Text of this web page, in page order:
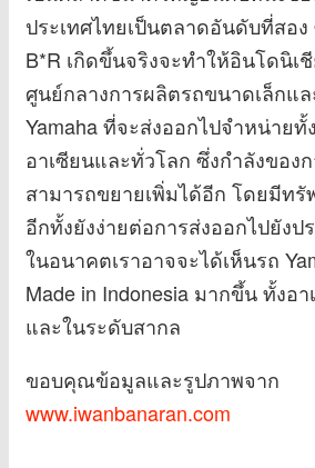
ประเทศไทยเป็นตลาดอันดับที่สอง
B*R เกิดขึ้นจริงจะทำให้อินโดนิเ
ศูนย์กลางการผลิตรถขนาดเล็กแ
Yamaha ที่จะส่งออกไปจำหน่ายทั้
อาเซียนและทั่วโลก ซึ่งกำลังของ
สามารถขยายเพิ่มได้อีก โดยมีทรั
อีกทั้งยังง่ายต่อการส่งออกไปยังป
ในอนาคตเราอาจจะได้เห็นรถ
Made in Indonesia มากขึ้น ทั้งอ
และในระดับสากล
ขอบคุณข้อมูลและรูปภาพจาก
www.iwanbanaran.com